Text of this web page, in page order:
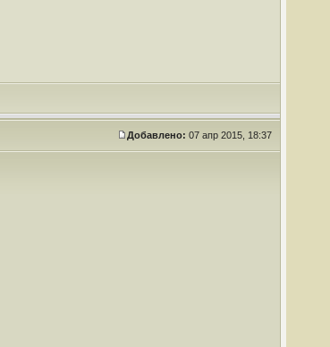
Добавлено: 07 апр 2015, 18:37